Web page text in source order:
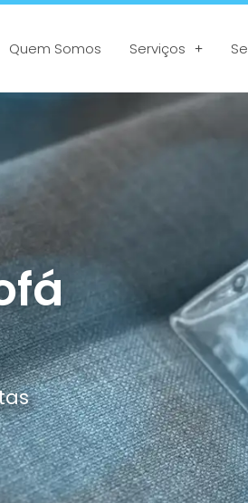
Quem Somos Serviços